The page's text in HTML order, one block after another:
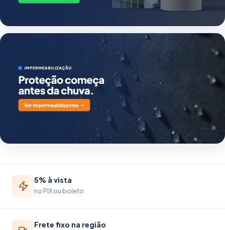
5% à vista
no PIX ou boleto
Frete fixo na região